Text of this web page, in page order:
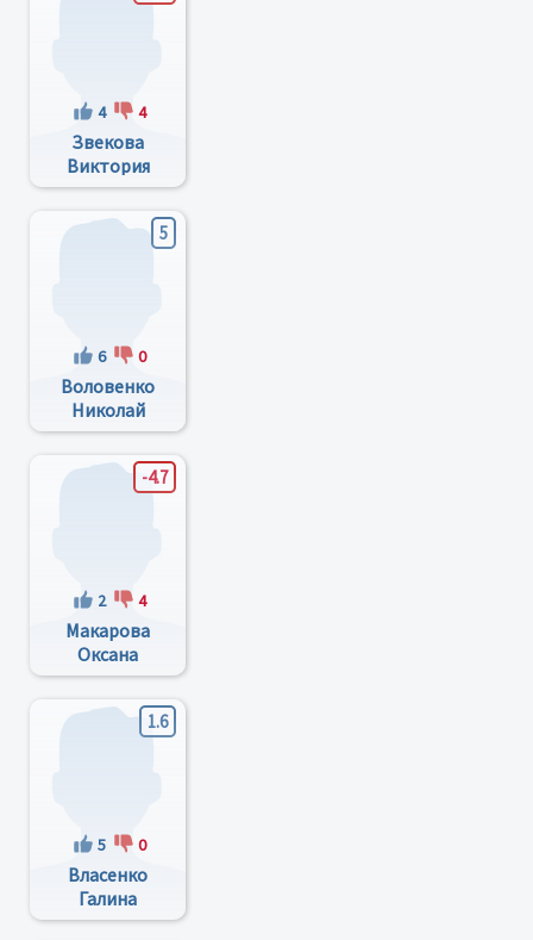
4 4
Звекова
Виктория
Карнеевна
5
6 0
Воловенко
Николай
Васильевич
-4.7
2 4
Макарова
Оксана
Станиславовна
1.6
5 0
Власенко
Галина
Григорьевна